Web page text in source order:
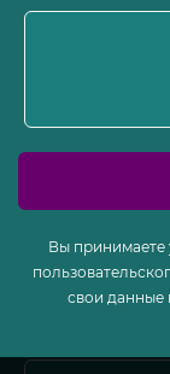
Вы принимаете
свои данные